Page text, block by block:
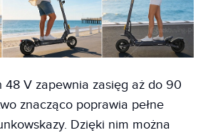
48 V zapewnia zasięg aż do 90
znacząco poprawia pełne
Dzięki nim można